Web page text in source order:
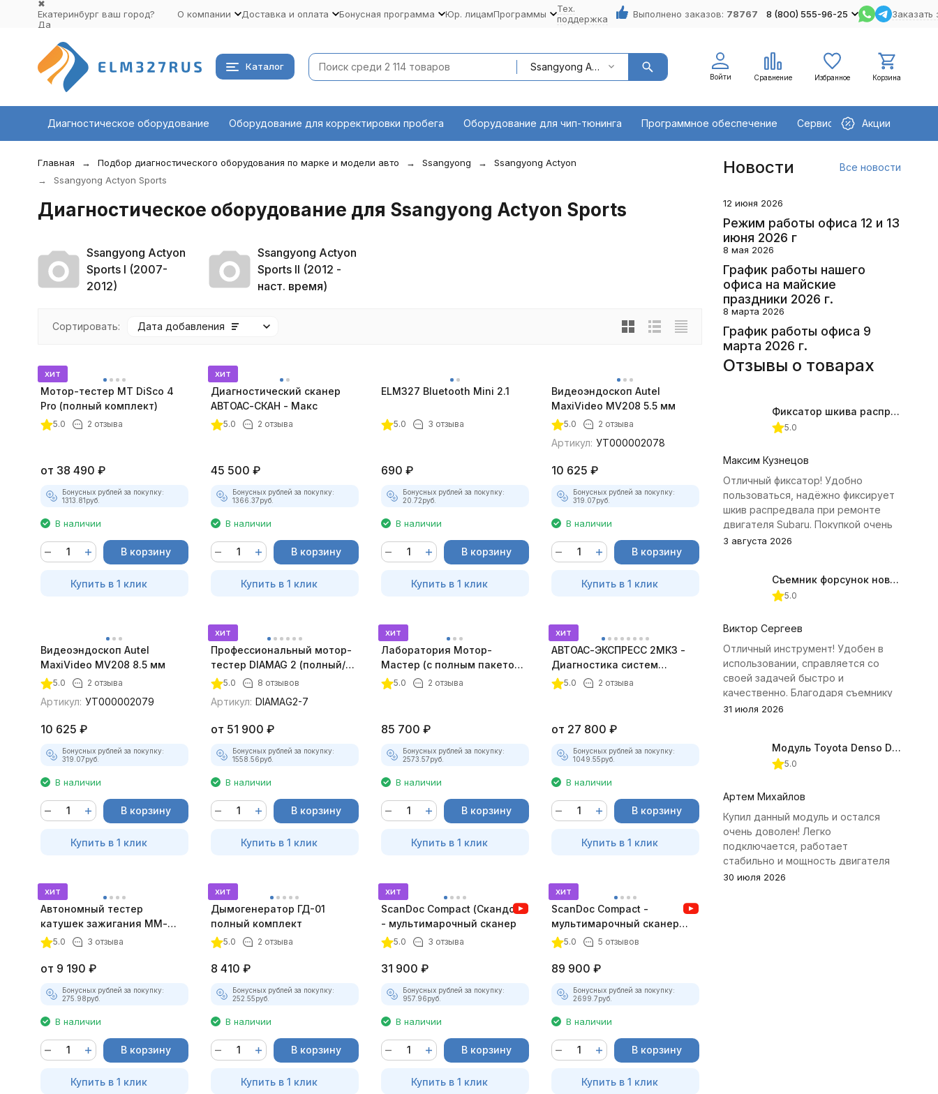
✖
Екатеринбург ваш город?
Да
О компании Доставка и оплата Бонусная программа Юр. лицамПрограммы
Тех.
поддержка
Выполнено заказов: 78767 8 (800) 555-96-25 Заказать
Каталог Ssangyong Actyon Sports
Войти Сравнение Избранное Корзина
Диагностическое оборудование Оборудование для корректировки пробега Оборудование для чип-тюнинга Программное обеспечение Сервисное оборудование
Акции
Главная Подбор диагностического оборудования по марке и модели авто Ssangyong
Ssangyong Actyon
Ssangyong Actyon Sports
Диагностическое оборудование для Ssangyong Actyon Sports
Ssangyong Actyon
Sports I (2007-
2012)
Ssangyong Actyon
Sports II (2012 -
наст. время)
Сортировать: Дата добавления
покупателей
хит
Мотор-тестер MT DiSco 4
Pro (полный комплект)
5.0 2 отзыва
от 38 490 ₽
Бонусных рублей за покупку:
1313.81руб.
В наличии
В корзину
Купить в 1 клик
хит
Диагностический сканер
АВТОАС-СКАН - Макс
5.0 2 отзыва
45 500 ₽
Бонусных рублей за покупку:
1366.37руб.
В наличии
В корзину
Купить в 1 клик
ELM327 Bluetooth Mini 2.1
5.0 3 отзыва
690 ₽
Бонусных рублей за покупку:
20.72руб.
В наличии
В корзину
Купить в 1 клик
Видеоэндоскоп Autel
MaxiVideo MV208 5.5 мм
5.0 2 отзыва
Артикул: УТ000002078
10 625 ₽
Бонусных рублей за покупку:
319.07руб.
В наличии
В корзину
Купить в 1 клик
Видеоэндоскоп Autel
MaxiVideo MV208 8.5 мм
5.0 2 отзыва
Артикул: УТ000002079
10 625 ₽
Бонусных рублей за покупку:
319.07руб.
В наличии
В корзину
Купить в 1 клик
хит
Профессиональный мотор-
тестер DIAMAG 2 (полный/
максимальный комплект)
5.0 8 отзывов
Артикул: DIAMAG2-7
от 51 900 ₽
Бонусных рублей за покупку:
1558.56руб.
В наличии
В корзину
Купить в 1 клик
хит
Лаборатория Мотор-
Мастер (с полным пакетом
лицензий)
5.0 2 отзыва
85 700 ₽
Бонусных рублей за покупку:
2573.57руб.
В наличии
В корзину
Купить в 1 клик
хит
АВТОАС-ЭКСПРЕСС 2МК3 -
Диагностика систем
зажигания
5.0 2 отзыва
от 27 800 ₽
Бонусных рублей за покупку:
1049.55руб.
В наличии
В корзину
Купить в 1 клик
хит
Автономный тестер
катушек зажигания ММ-
ТК-01 (v2) (полный
5.0 3 отзыва
от 9 190 ₽
Бонусных рублей за покупку:
275.98руб.
В наличии
В корзину
Купить в 1 клик
хит
Дымогенератор ГД-01
полный комплект
5.0 2 отзыва
8 410 ₽
Бонусных рублей за покупку:
252.55руб.
В наличии
В корзину
Купить в 1 клик
хит
ScanDoc Compact (Скандок)
- мультимарочный сканер
5.0 3 отзыва
31 900 ₽
Бонусных рублей за покупку:
957.96руб.
В наличии
В корзину
Купить в 1 клик
хит
ScanDoc Compact -
мультимарочный сканер
(Полный)
5.0 5 отзывов
89 900 ₽
Бонусных рублей за покупку:
2699.7руб.
В наличии
В корзину
Купить в 1 клик
Новости Все новости
12 июня 2026
Режим работы офиса 12 и 13
июня 2026 г
8 мая 2026
График работы нашего
офиса на майские
праздники 2026 г.
8 марта 2026
График работы офиса 9
марта 2026 г.
Отзывы о товарах
Фиксатор шкива распредвала (Subaru) JTC-4409
5.0
Максим Кузнецов
Отличный фиксатор! Удобно
пользоваться, надёжно фиксирует
шкив распредвала при ремонте
двигателя Subaru. Покупкой очень
доволен.
3 августа 2026
Съемник форсунок новых дизельных двигателей Jonnesway
5.0
Виктор Сергеев
Отличный инструмент! Удобен в
использовании, справляется со
своей задачей быстро и
качественно. Благодаря съемнику
удалось избежать лишних хлопот с
31 июля 2026
Модуль Toyota Denso Diesel 2.8D для ChipTuningPRO
5.0
Артем Михайлов
Купил данный модуль и остался
очень доволен! Легко
подключается, работает
стабильно и мощность двигателя
заметно увеличилась. Рекомендую
30 июля 2026